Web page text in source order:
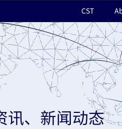
讯、新闻动态
CST